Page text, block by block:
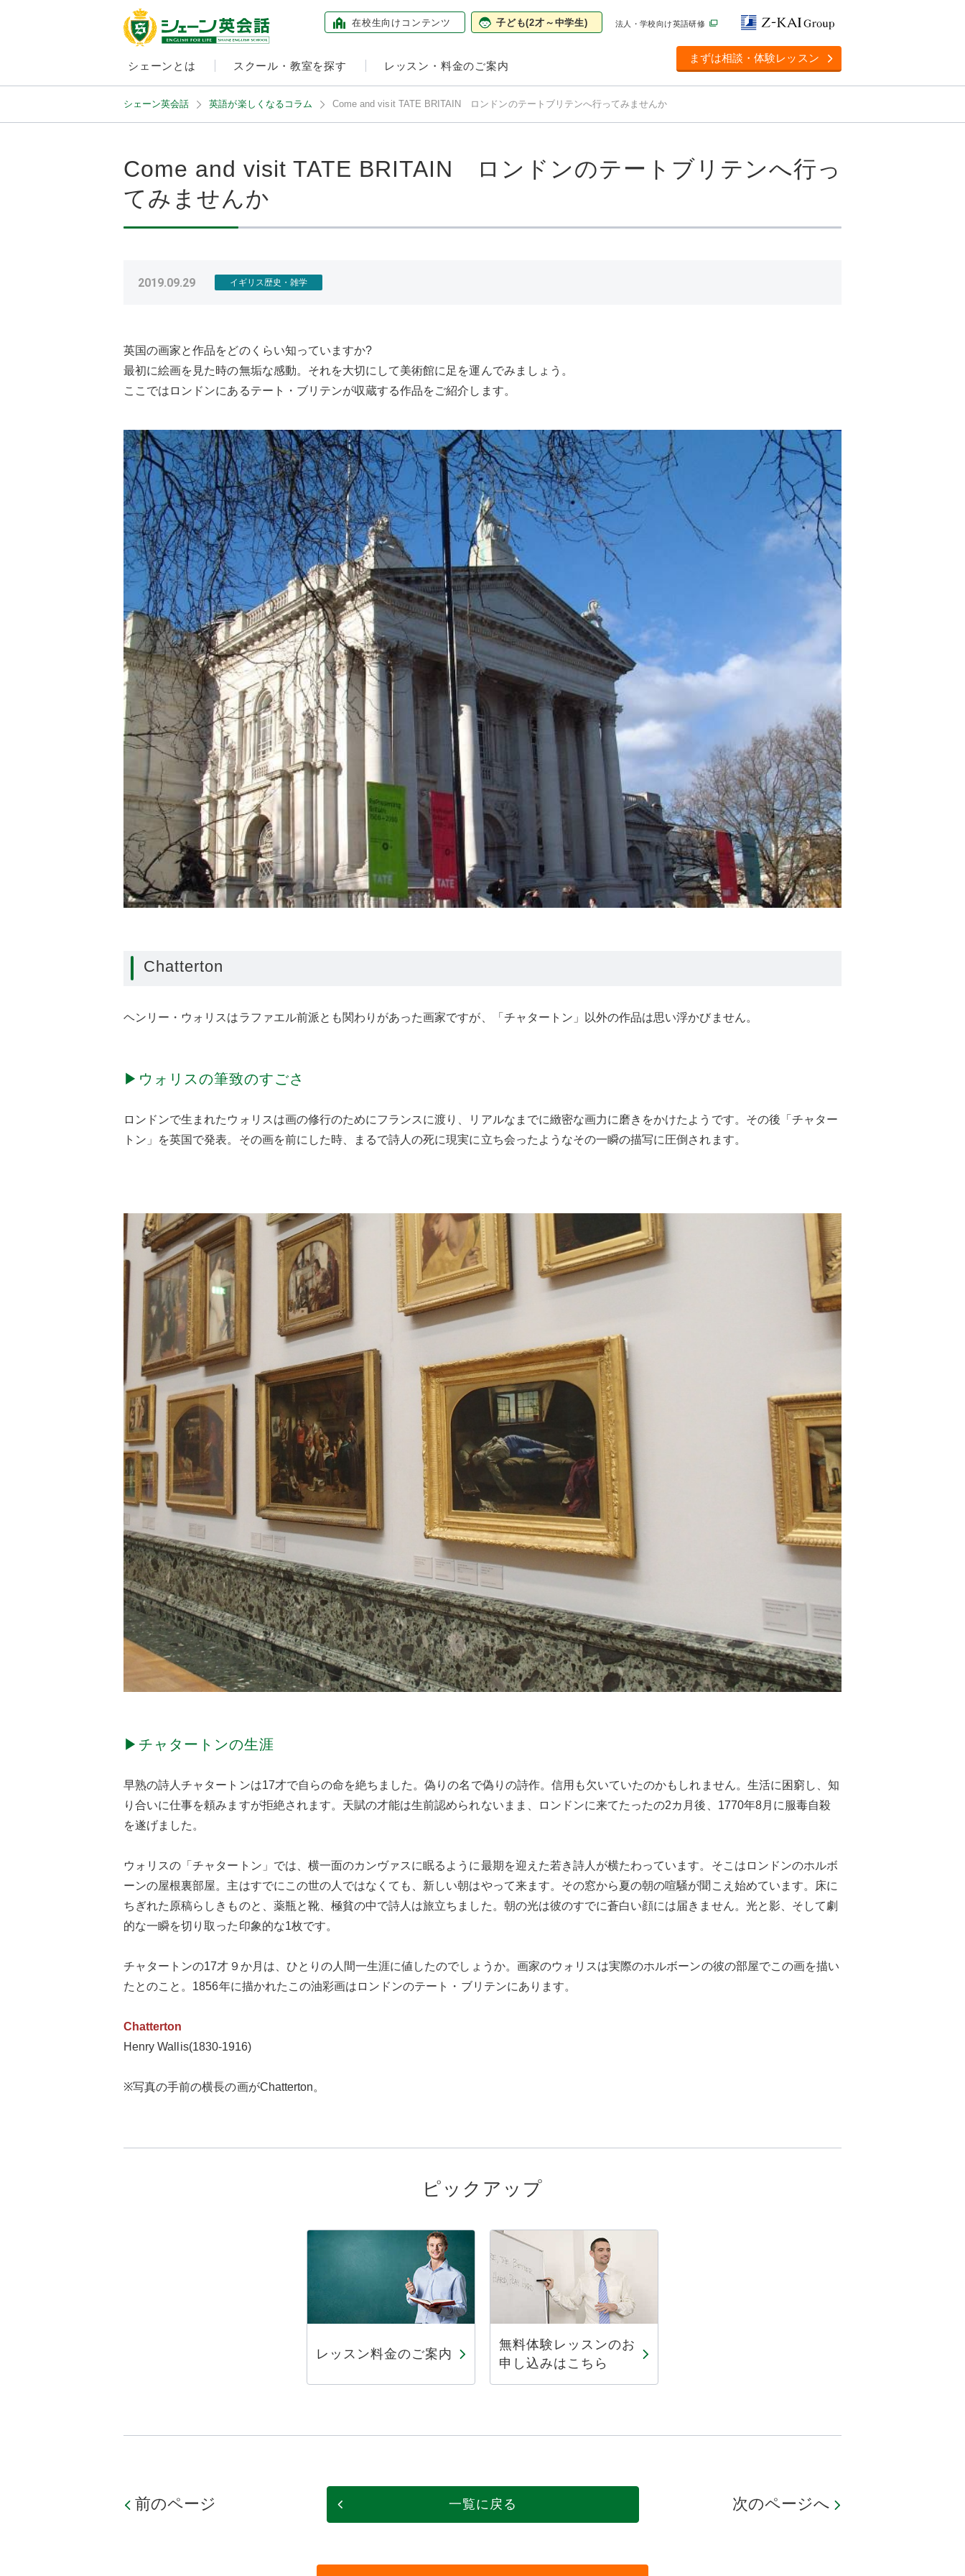
在校生向け コンテンツ 子ども(2才～中学生) 法人・学校向け英語研修
シェーンとは スクール・教室を探す レッスン・料金のご案内
まずは相談・体験レッスン
シェーン英会話 英語が楽しくなるコラム Come and visit TATE BRITAIN ロンドンのテートブリテンへ行ってみませんか
Come and visit TATE BRITAIN ロンドンのテートブリテンへ行っ
てみませんか
2019.09.29 イギリス歴史・雑学
英国の画家と作品をどのくらい知っていますか?
最初に絵画を見た時の無垢な感動。それを大切にして美術館に足を運んでみましょう。
ここではロンドンにあるテート・ブリテンが収蔵する作品をご紹介します。
Chatterton
ヘンリー・ウォリスはラファエル前派とも関わりがあった画家ですが、「チャタートン」以外の作品は思い浮かびません。
▶ウォリスの筆致のすごさ
ロンドンで生まれたウォリスは画の修行のためにフランスに渡り、リアルなまでに緻密な画力に磨きをかけたようです。その後「チャター
トン」を英国で発表。その画を前にした時、まるで詩人の死に現実に立ち会ったようなその一瞬の描写に圧倒されます。
▶チャタートンの生涯
早熟の詩人チャタートンは17才で自らの命を絶ちました。偽りの名で偽りの詩作。信用も欠いていたのかもしれません。生活に困窮し、知
り合いに仕事を頼みますが拒絶されます。天賦の才能は生前認められないまま、ロンドンに来てたったの2カ月後、1770年8月に服毒自殺
を遂げました。
ウォリスの「チャタートン」では、横一面のカンヴァスに眠るように最期を迎えた若き詩人が横たわっています。そこはロンドンのホルボ
ーンの屋根裏部屋。主はすでにこの世の人ではなくても、新しい朝はやって来ます。その窓から夏の朝の喧騒が聞こえ始めています。床に
ちぎれた原稿らしきものと、薬瓶と靴、極貧の中で詩人は旅立ちました。朝の光は彼のすでに蒼白い顔には届きません。光と影、そして劇
的な一瞬を切り取った印象的な1枚です。
チャタートンの17才９か月は、ひとりの人間一生涯に値したのでしょうか。画家のウォリスは実際のホルボーンの彼の部屋でこの画を描い
たとのこと。1856年に描かれたこの油彩画はロンドンのテート・ブリテンにあります。
Chatterton
Henry Wallis(1830-1916)
※写真の手前の横長の画がChatterton。
ピックアップ
レッスン料金のご案内
無料体験レッスンのお
申し込みはこちら
前のページ 次のページへ
一覧に戻る